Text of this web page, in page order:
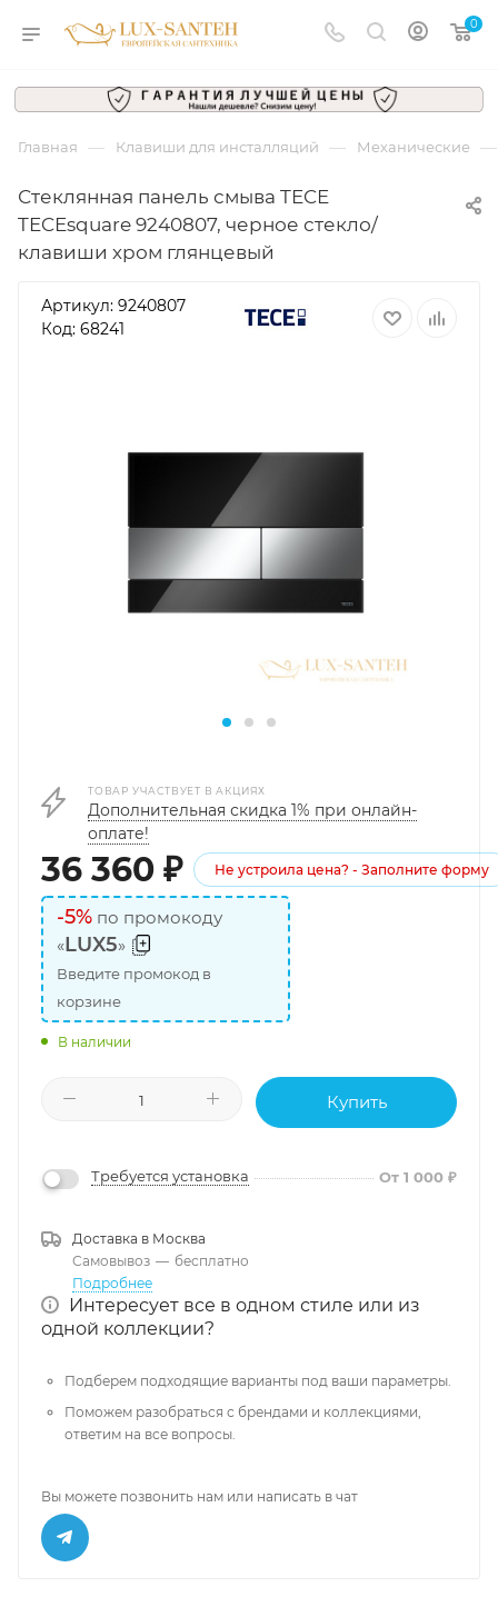
0
Главная — Клавиши для инсталляций — Механические —
Стеклянная панель смыва TECE
TECEsquare 9240807, черное стекло/
клавиши хром глянцевый
Артикул: 9240807
Код: 68241
ТОВАР УЧАСТВУЕТ В АКЦИЯХ
Дополнительная скидка 1% при онлайн-
оплате!
36 360 ₽ Не устроила цена? - Заполните форму
-5% по промокоду
«LUX5»
Введите промокод в
корзине
В наличии
Купить
Требуется установка От 1 000 ₽
Доставка в Москва
Самовывоз — бесплатно
Подробнее
Интересует все в одном стиле или из
одной коллекции?
Подберем подходящие варианты под ваши параметры.
Поможем разобраться с брендами и коллекциями,
ответим на все вопросы.
Вы можете позвонить нам или написать в чат